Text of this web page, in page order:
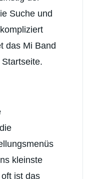
Suche und
das Mi Band
kleinste
ist das